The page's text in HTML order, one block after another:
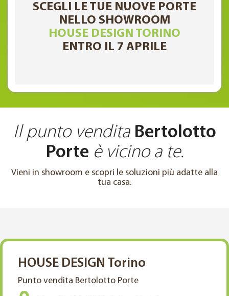
SCEGLI LE TUE NUOVE PORTE
NELLO SHOWROOM
HOUSE DESIGN TORINO
ENTRO IL 7 APRILE
Il punto vendita Bertolotto
Porte è vicino a te.
Vieni in showroom e scopri le soluzioni più adatte alla
tua casa.
HOUSE DESIGN Torino
Punto vendita Bertolotto Porte